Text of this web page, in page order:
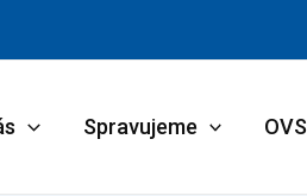
Spravujeme OVS